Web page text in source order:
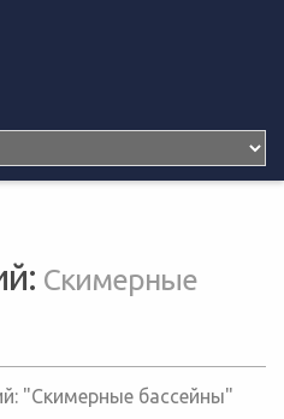
Скимерные
"Скимерные бассейны"